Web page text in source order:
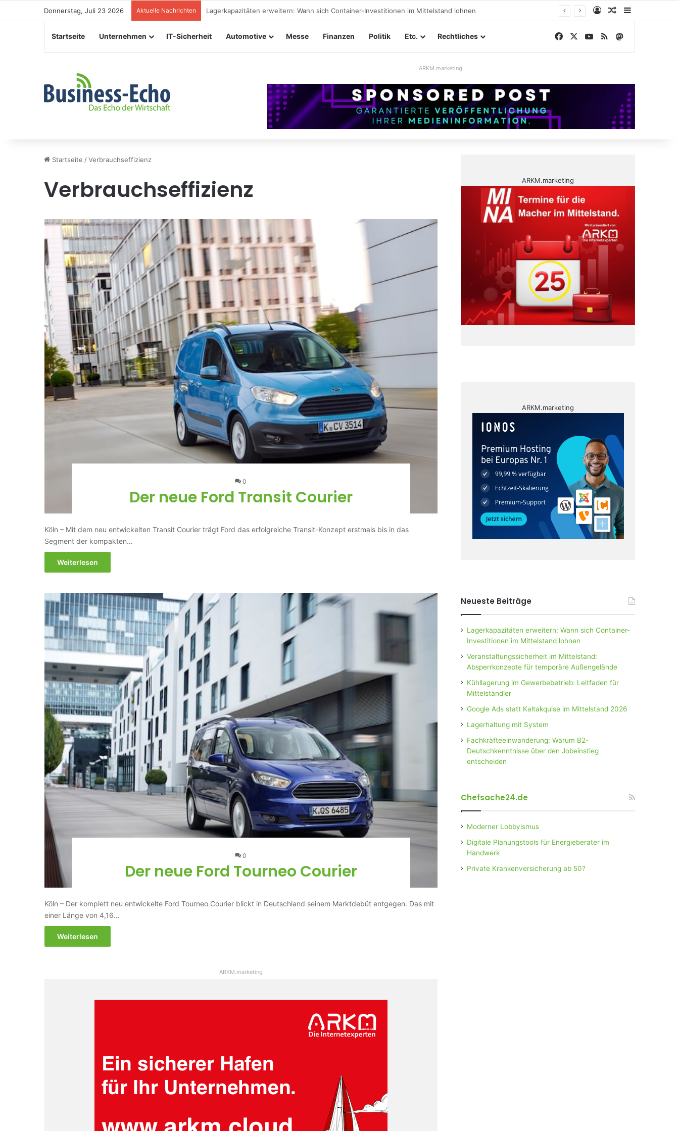
Donnerstag, Juli 23 2026 Aktuelle Nachrichten Veranstaltungssicherheit im Mittelstand: Absperrkonzepte für temporäre Außengelände AnmeldenZufälliger
Startseite Unternehmen IT-Sicherheit Automotive Messe Finanzen Politik Etc. Rechtliches Facebook YouTube
RSS
ARKM.marketing
Startseite /Verbrauchseffizienz
Verbrauchseffizienz
0
Der neue Ford Transit Courier
Köln – Mit dem neu entwickelten Transit Courier trägt Ford das erfolgreiche Transit-Konzept erstmals bis in das
Segment der kompakten…
Weiterlesen
0
Der neue Ford Tourneo Courier
Köln – Der komplett neu entwickelte Ford Tourneo Courier blickt in Deutschland seinem Marktdebüt entgegen. Das mit
einer Länge von 4,16…
Weiterlesen
ARKM.marketing
ARKM.marketing
ARKM.marketing
Neueste Beiträge
Lagerkapazitäten erweitern: Wann sich Container-
Investitionen im Mittelstand lohnen
Veranstaltungssicherheit im Mittelstand:
Absperrkonzepte für temporäre Außengelände
Kühllagerung im Gewerbebetrieb: Leitfaden für
Mittelständler
Google Ads statt Kaltakquise im Mittelstand 2026
Lagerhaltung mit System
Fachkräfteeinwanderung: Warum B2-
Deutschkenntnisse über den Jobeinstieg
entscheiden
Chefsache24.de
Moderner Lobbyismus
Digitale Planungstools für Energieberater im
Handwerk
Private Krankenversicherung ab 50?